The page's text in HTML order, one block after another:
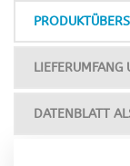
LIEFERUMFANG
DATENBLATT